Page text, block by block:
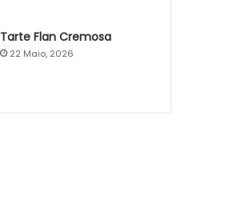
Tarte Flan Cremosa
22 Maio, 2026